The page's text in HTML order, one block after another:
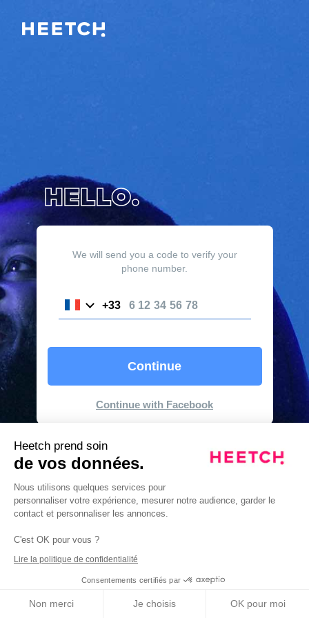
Heetch prend soin
de vos données.
Nous utilisons quelques services pour
personnaliser votre expérience, mesurer notre audience, garder le
contact et personnaliser les annonces.
C'est OK pour vous ?
Lire la politique de confidentialité
Consentements certifiés par
Non merci Je choisis OK pour moi
HELLO.
We will send you a code to verify your
phone number.
6 12 34 56 78
Continue
Continue with Facebook
Privacy Terms